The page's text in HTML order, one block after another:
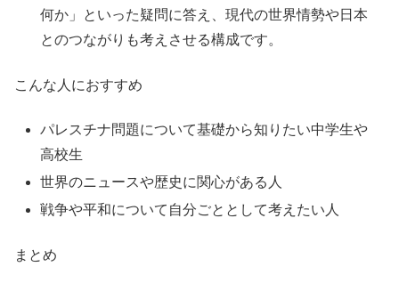
何か」といった疑問に答え、現代の世界情勢や日本
とのつながりも考えさせる構成です。
こんな人におすすめ
パレスチナ問題について基礎から知りたい中学生や
高校生
世界のニュースや歴史に関心がある人
戦争や平和について自分ごととして考えたい人
まとめ